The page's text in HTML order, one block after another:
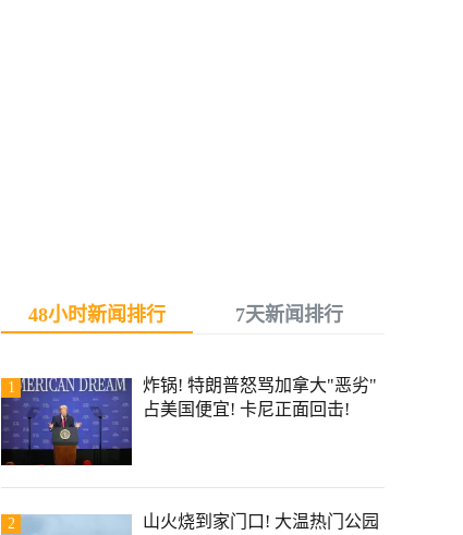
48小时新闻排行 7天新闻排行
1
炸锅! 特朗普怒骂加拿大"恶劣"
占美国便宜! 卡尼正面回击!
2
山火烧到家门口! 大温热门公园